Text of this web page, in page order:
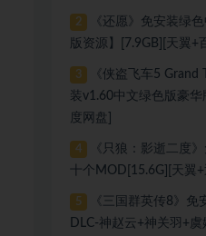
2
《还愿》免安装绿
版资源】[7.9GB][天翼+
3
《侠盗飞车5
装v1.60中文绿色版豪
度网盘]
4
《只狼：影逝二度
十个MOD[15.6G][天翼+
5
《三国群英传8》
DLC-神赵云+神关羽+